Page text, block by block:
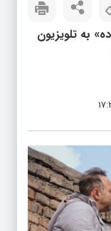
به تلویزیون